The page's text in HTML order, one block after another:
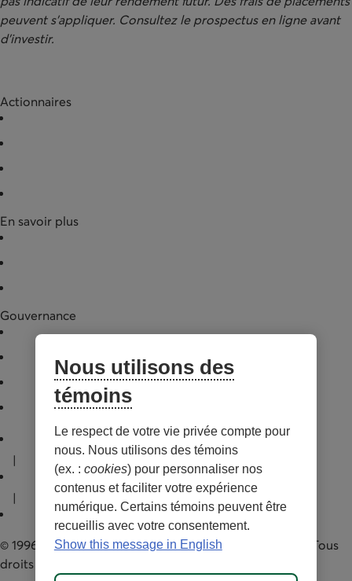
peuvent s'appliquer. Consultez le prospectus en ligne avant
d'investir.
Actionnaires
En savoir plus
Gouvernance
Conseil d'administration
Assemblée générale annuelle
Pratiques de gouvernance
Gestionnaire
Lien externe au site. S’ouvre dans un nouvel onglet.
Conditions d'utilisations et notes légales
|
Confidentialité
|
Personnaliser les témoins
© 1996-2026 Capital régional et coopératif Desjardins. Tous
droits réservés.
Nous utilisons des
témoins
Le respect de votre vie privée compte pour
nous. Nous utilisons des témoins
(ex. : cookies) pour personnaliser nos
contenus et faciliter votre expérience
numérique. Certains témoins peuvent être
recueillis avec votre consentement.
Show this message in English